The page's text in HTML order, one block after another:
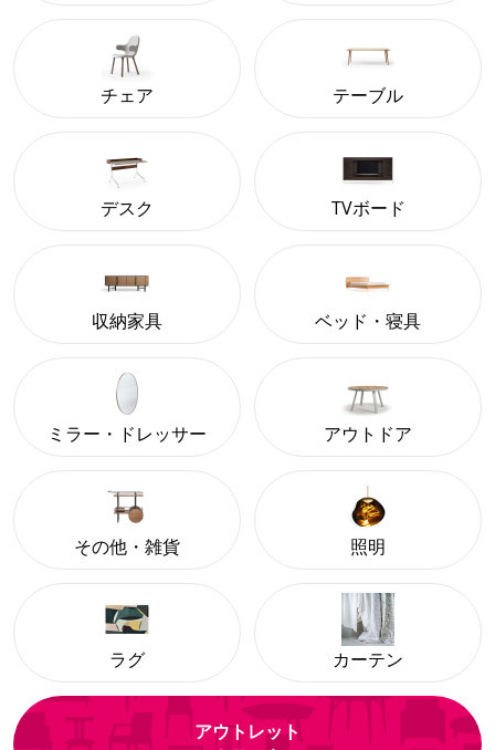
チェア テーブル
デスク TVボード
収納家具 ベッド・寝具
ミラー・ドレッサー アウトドア
その他・雑貨 照明
ラグ カーテン
アウトレット